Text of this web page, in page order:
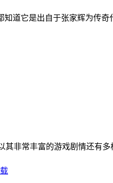
知道它是出自于张家辉为
其非常丰富的游戏剧情还有